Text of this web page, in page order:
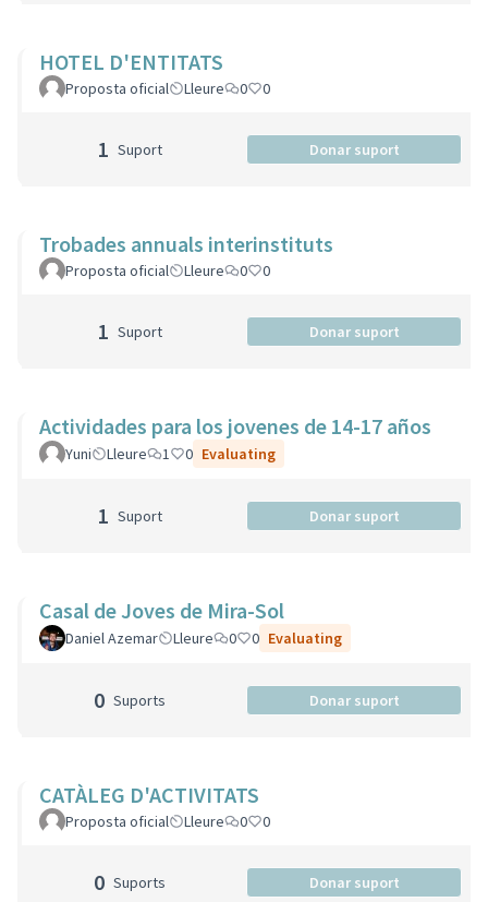
HOTEL D'ENTITATS
Proposta oficial Lleure 0 0
1 Suport Donar suport
Trobades annuals interinstituts
Proposta oficial Lleure 0 0
1 Suport Donar suport
Actividades para los jovenes de 14-17 años
Yuni Lleure 1 0 Evaluating
1 Suport Donar suport
Casal de Joves de Mira-Sol
Daniel Azemar Lleure 0 0 Evaluating
0 Suports Donar suport
CATÀLEG D'ACTIVITATS
Proposta oficial Lleure 0 0
0 Suports Donar suport